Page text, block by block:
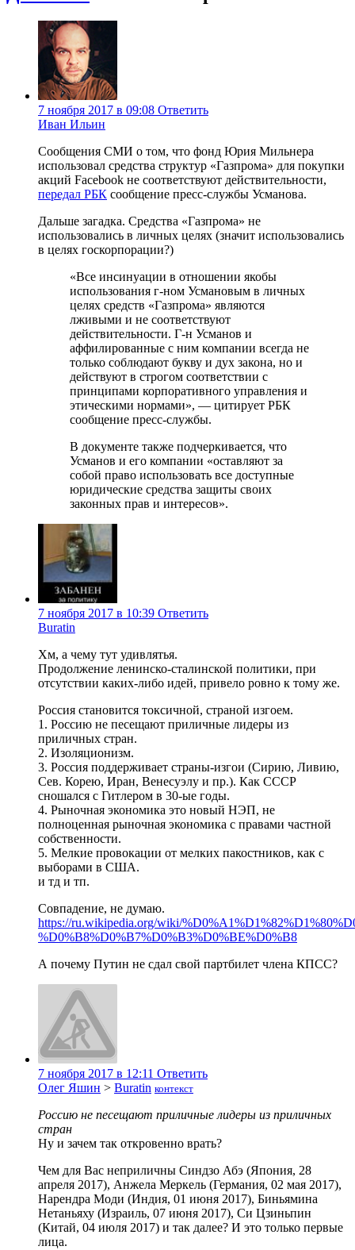
7 ноября 2017 в 09:08 Ответить
Иван Ильин
Сообщения СМИ о том, что фонд Юрия Мильнера
использовал средства структур «Газпрома» для покупки
акций Facebook не соответствуют действительности,
передал РБК сообщение пресс-службы Усманова.
Дальше загадка. Средства «Газпрома» не
использовались в личных целях (значит использовались
в целях госкорпорации?)
«Все инсинуации в отношении якобы
использования г-ном Усмановым в личных
целях средств «Газпрома» являются
лживыми и не соответствуют
действительности. Г-н Усманов и
аффилированные с ним компании всегда не
только соблюдают букву и дух закона, но и
действуют в строгом соответствии с
принципами корпоративного управления и
этическими нормами», — цитирует РБК
сообщение пресс-службы.
В документе также подчеркивается, что
Усманов и его компании «оставляют за
собой право использовать все доступные
юридические средства защиты своих
законных прав и интересов».
7 ноября 2017 в 10:39 Ответить
Buratin
Хм, а чему тут удивлятья.
Продолжение ленинско-сталинской политики, при
отсутствии каких-либо идей, привело ровно к тому же.
Россия становится токсичной, страной изгоем.
1. Россию не песещают приличные лидеры из
приличных стран.
2. Изоляционизм.
3. Россия поддерживает страны-изгои (Сирию, Ливию,
Сев. Корею, Иран, Венесуэлу и пр.). Как СССР
сношался с Гитлером в 30-ые годы.
4. Рыночная экономика это новый НЭП, не
полноценная рыночная экономика с правами частной
собственности.
5. Мелкие провокации от мелких пакостников, как с
выборами в США.
и тд и тп.
Совпадение, не думаю.
https://ru.wikipedia.org/wiki/
%D0%B8%D0%B7%D0%B3%D0%BE%D0%B8
А почему Путин не сдал свой партбилет члена КПСС?
7 ноября 2017 в 12:11 Ответить
Олег Яшин > Buratin контекст
Россию не песещают приличные лидеры из приличных
стран
Ну и зачем так откровенно врать?
Чем для Вас неприличны Синдзо Абэ (Япония, 28
апреля 2017), Анжела Меркель (Германия, 02 мая 2017),
Нарендра Моди (Индия, 01 июня 2017), Биньямина
Нетаньяху (Израиль, 07 июня 2017), Си Цзиньпин
(Китай, 04 июля 2017) и так далее? И это только первые
лица.